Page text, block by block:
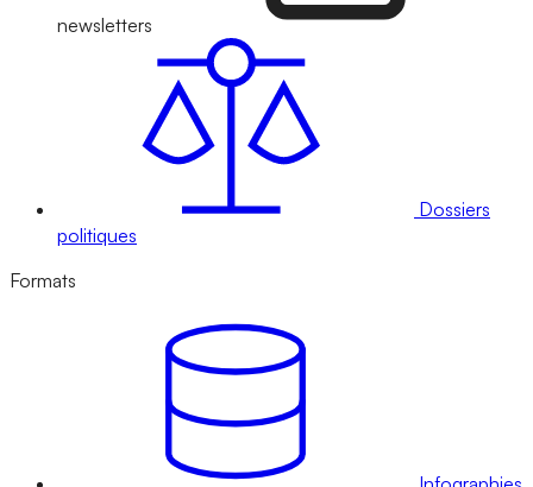
newsletters
Dossiers
politiques
Formats